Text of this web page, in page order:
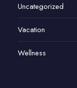
Uncategorized
Vacation
Wellness